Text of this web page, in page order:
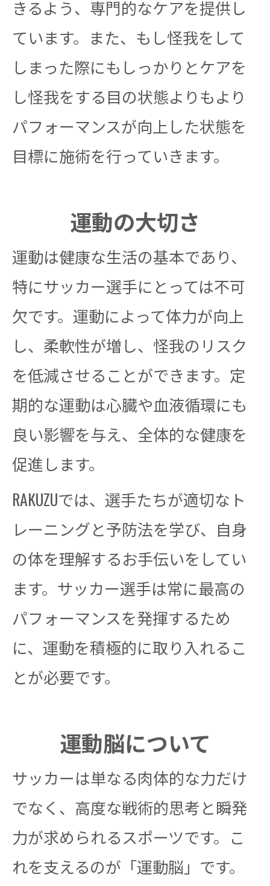
きるよう、専門的なケアを提供し
ています。また、もし怪我をして
しまった際にもしっかりとケアを
し怪我をする目の状態よりもより
パフォーマンスが向上した状態を
目標に施術を行っていきます。
運動の大切さ
運動は健康な生活の基本であり、
特にサッカー選手にとっては不可
欠です。運動によって体力が向上
し、柔軟性が増し、怪我のリスク
を低減させることができます。定
期的な運動は心臓や血液循環にも
良い影響を与え、全体的な健康を
促進します。
RAKUZUでは、選手たちが適切なト
レーニングと予防法を学び、自身
の体を理解するお手伝いをしてい
ます。サッカー選手は常に最高の
パフォーマンスを発揮するため
に、運動を積極的に取り入れるこ
とが必要です。
運動脳について
サッカーは単なる肉体的な力だけ
でなく、高度な戦術的思考と瞬発
力が求められるスポーツです。こ
れを支えるのが「運動脳」です。